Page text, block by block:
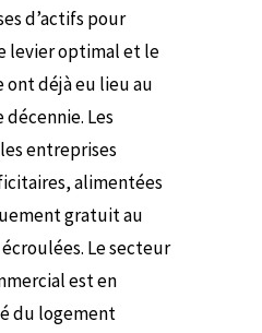
d’actifs pour
levier optimal et le
déjà eu lieu au
Les
entreprises
alimentées
gratuit au
Le secteur
est en
du logement